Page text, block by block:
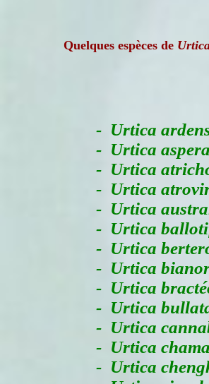
Quelques espèces de
- Urtica
- Urtica aspera
- Urtica
- Urtica
- Urtica
- Urtica
- Urtica
- Urtica
- Urtica
- Urtica
- Urtica
- Urtica
- Urtica